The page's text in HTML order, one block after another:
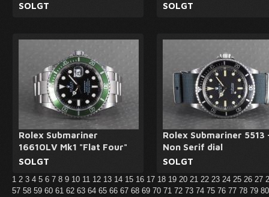
SOLGT
SOLGT
Rolex Submariner
16610LV Mk1 "Flat Four"
SOLGT
Rolex Submariner 5513
Non Serif dial
SOLGT
1 2 3 4 5 6 7 8 9 10 11 12 13 14 15 16 17 18 19 20 21 22 23 24 25 26 27
57 58 59 60 61 62 63 64 65 66 67 68 69 70 71 72 73 74 75 76 77 78 79